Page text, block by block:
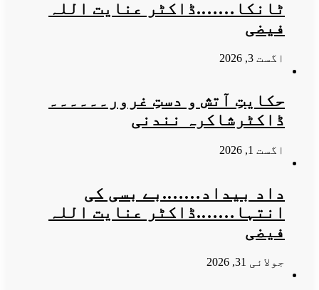
ٹانکا…….ڈاکٹر عنایت اللہ
فیضی
اگست 3, 2026
حکایتِ آتش و دستِ غرور۔۔۔۔۔۔
ڈاکٹرشاکرہ نندنی
اگست 1, 2026
​داد بیداد…….​بے بسی کی
انتہا…….ڈاکٹر عنایت اللہ
فیضی
جولائی 31, 2026